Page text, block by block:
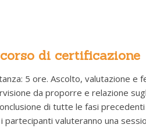
di certificazione
5 ore. Ascolto, valutazione e
da proporre e relazione
di tutte le fasi
partecipanti valuteranno una